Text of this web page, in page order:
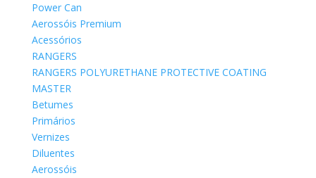
Power Can
Aerossóis Premium
Acessórios
RANGERS
RANGERS POLYURETHANE PROTECTIVE COATING
MASTER
Betumes
Primários
Vernizes
Diluentes
Aerossóis